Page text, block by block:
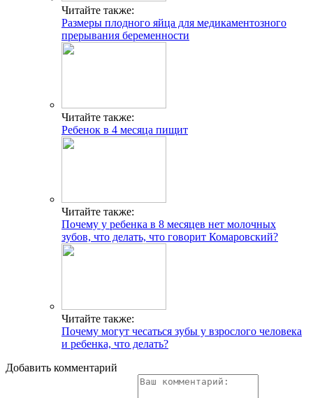
Читайте также:
Размеры плодного яйца для медикаментозного
прерывания беременности
Читайте также:
Ребенок в 4 месяца пищит
Читайте также:
Почему у ребенка в 8 месяцев нет молочных
зубов, что делать, что говорит Комаровский?
Читайте также:
Почему могут чесаться зубы у взрослого человека
и ребенка, что делать?
Добавить комментарий